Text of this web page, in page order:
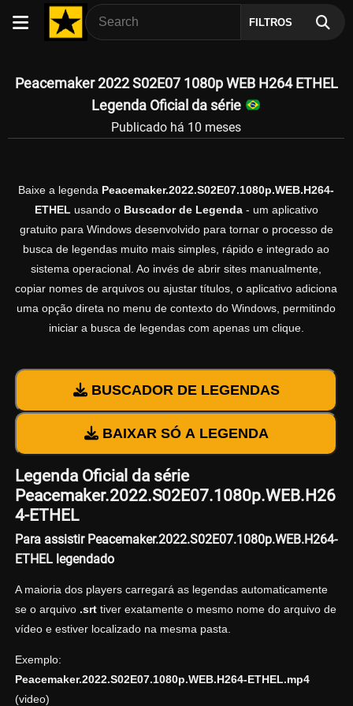
FILTROS
Peacemaker 2022 S02E07 1080p WEB H264 ETHEL
Legenda Oficial da série
Publicado há 10 meses
Baixe a legenda Peacemaker.2022.S02E07.1080p.WEB.H264-
ETHELusando o Buscador de Legenda- um aplicativo
gratuito para Windows desenvolvido para tornar o processo de
busca de legendas muito mais simples, rápido e integrado ao
sistema operacional. Ao invés de abrir sites manualmente,
copiar nomes de arquivos ou ajustar títulos, o aplicativo adiciona
uma opção direta no menu de contexto do Windows, permitindo
iniciar a busca de legendas com apenas um clique.
BUSCADOR DE LEGENDAS
BAIXAR SÓ A LEGENDA
Legenda Oficial da série
Peacemaker.2022.S02E07.1080p.WEB.H26
4-ETHEL
Para assistir Peacemaker.2022.S02E07.1080p.WEB.H264-
ETHEL legendado
A maioria dos players carregará as legendas automaticamente
se o arquivo .srttiver exatamente o mesmo nome do arquivo de
vídeo e estiver localizado na mesma pasta.
Exemplo:
Peacemaker.2022.S02E07.1080p.WEB.H264-ETHEL.mp4
(video)